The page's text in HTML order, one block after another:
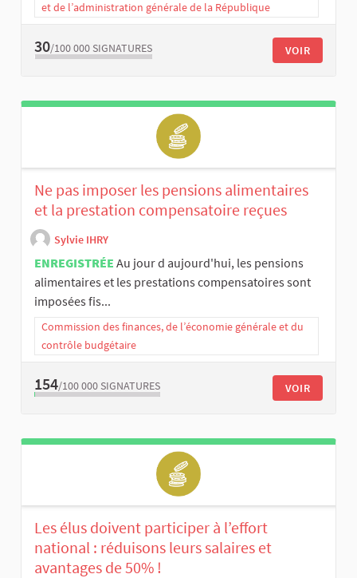
et de l’administration générale de la République
30/100 000 SIGNATURES VOIR
Ne pas imposer les pensions alimentaires
et la prestation compensatoire reçues
Sylvie IHRY
ENREGISTRÉE Au jour d aujourd'hui, les pensions
alimentaires et les prestations compensatoires sont
imposées fis...
Commission des finances, de l’économie générale et du
contrôle budgétaire
154/100 000 SIGNATURES VOIR
Les élus doivent participer à l’effort
national : réduisons leurs salaires et
avantages de 50% !